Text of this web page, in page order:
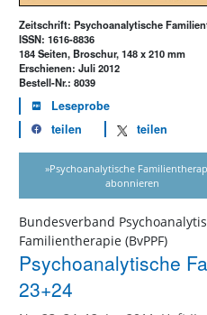
Zeitschrift: Psychoanalytische
ISSN: 1616-8836
184 Seiten, Broschur, 148 x 210 mm
Erschienen: Juli 2012
Bestell-Nr.: 8039
Leseprobe
teilen
teilen
»Psychoanalytische
abonnieren
Bundesverband
Familientherapie (BvPPF)
Psychoanalytische
23+24